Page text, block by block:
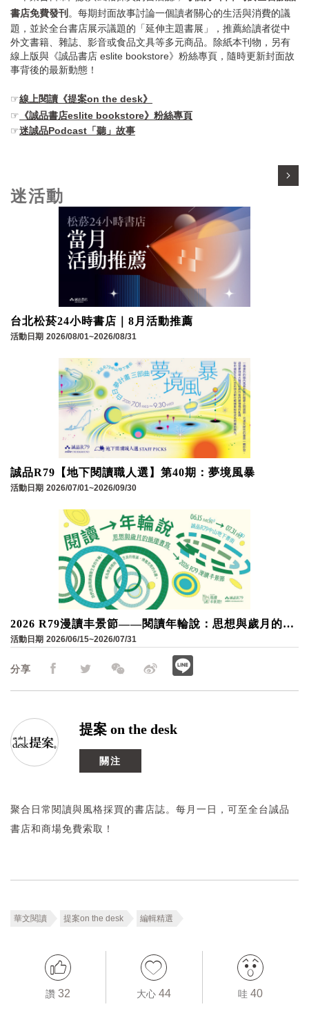
書店免費發刊 。每期封面故事討論一個讀者關心的生活與消費的議
題，並於全台書店展示議題的「延伸主題書展」，推薦給讀者從中
外文書籍、雜誌、影音或食品文具等多元商品。除紙本刊物，另有
線上版與《誠品書店 eslite bookstore》粉絲專頁，隨時更新封面故
事背後的最新動態！
☞線上閱讀《提案on the desk》
☞ 《誠品書店eslite bookstore》粉絲專頁
☞迷誠品Podcast「聽」故事
分享
提案 on the desk
關注
聚合日常閱讀與風格採買的書店誌。每月一日，可至全台誠品
書店和商場免費索取！
華文閱讀 提案on the desk 編輯精選
讚32 大心44 哇40
迷活動
台北松菸24小時書店｜8月活動推薦
活動日期 2026/08/01~2026/08/31
誠品R79【地下閱讀職人選】第40期：夢境風暴
活動日期 2026/07/01~2026/09/30
2026 R79漫讀丰景節——閱讀年輪說：思想與歲月的循
環書寫
活動日期 2026/06/15~2026/07/31